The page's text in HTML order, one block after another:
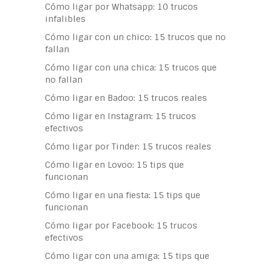
Cómo ligar por Whatsapp: 10 trucos
infalibles
Cómo ligar con un chico: 15 trucos que no
fallan
Cómo ligar con una chica: 15 trucos que
no fallan
Cómo ligar en Badoo: 15 trucos reales
Cómo ligar en Instagram: 15 trucos
efectivos
Cómo ligar por Tinder: 15 trucos reales
Cómo ligar en Lovoo: 15 tips que
funcionan
Cómo ligar en una fiesta: 15 tips que
funcionan
Cómo ligar por Facebook: 15 trucos
efectivos
Cómo ligar con una amiga: 15 tips que